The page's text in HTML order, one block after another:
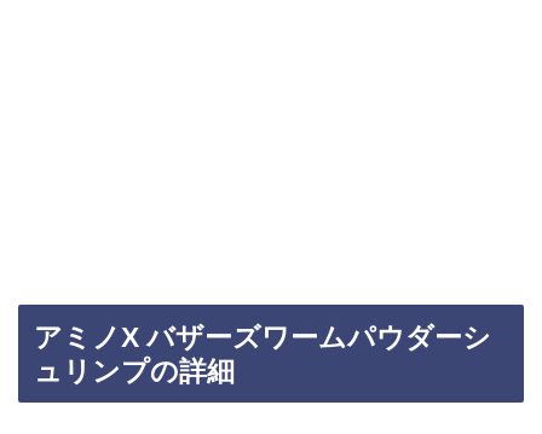
アミノX バザーズワームパウダーシ
ュリンプの詳細